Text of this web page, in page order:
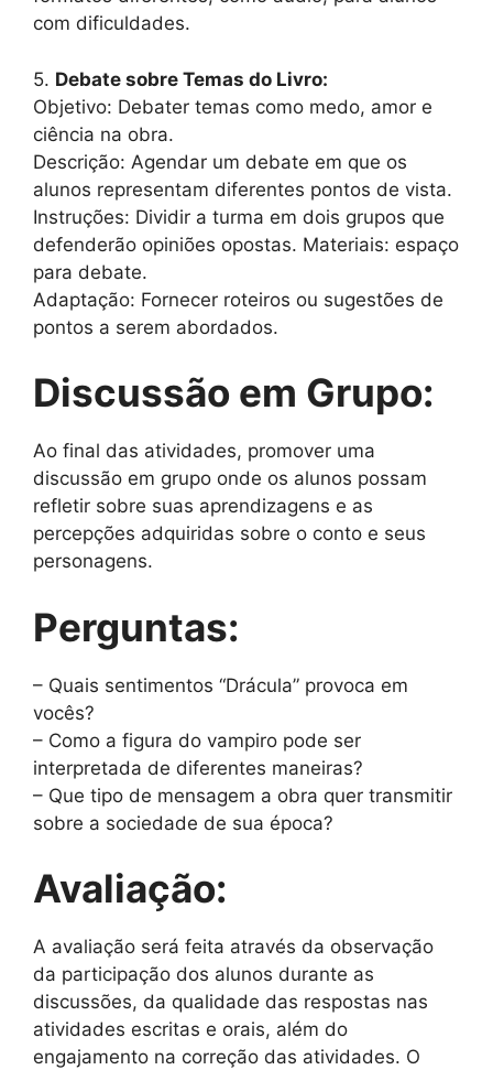
com dificuldades.
5. Debate sobre Temas do Livro:
Objetivo: Debater temas como medo, amor e
ciência na obra.
Descrição: Agendar um debate em que os
alunos representam diferentes pontos de vista.
Instruções: Dividir a turma em dois grupos que
defenderão opiniões opostas. Materiais: espaço
para debate.
Adaptação: Fornecer roteiros ou sugestões de
pontos a serem abordados.
Discussão em Grupo:
Ao final das atividades, promover uma
discussão em grupo onde os alunos possam
refletir sobre suas aprendizagens e as
percepções adquiridas sobre o conto e seus
personagens.
Perguntas:
– Quais sentimentos “Drácula” provoca em
vocês?
– Como a figura do vampiro pode ser
interpretada de diferentes maneiras?
– Que tipo de mensagem a obra quer transmitir
sobre a sociedade de sua época?
Avaliação:
A avaliação será feita através da observação
da participação dos alunos durante as
discussões, da qualidade das respostas nas
atividades escritas e orais, além do
engajamento na correção das atividades. O